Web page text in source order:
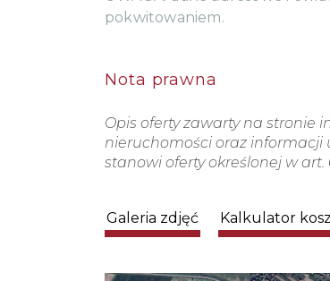
pokwitowaniem.
Nota prawna
Opis oferty zawarty na stronie
nieruchomości oraz informacji
stanowi oferty określonej w art.
Galeria zdjęć Kalkulator